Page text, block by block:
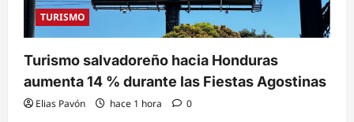
TURISMO
Turismo salvadoreño hacia Honduras
aumenta 14 % durante las Fiestas Agostinas
Elias Pavón hace 1 hora 0